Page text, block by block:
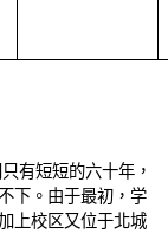
有短短的六十年，
下。由于最初，学
上校区又位于北城